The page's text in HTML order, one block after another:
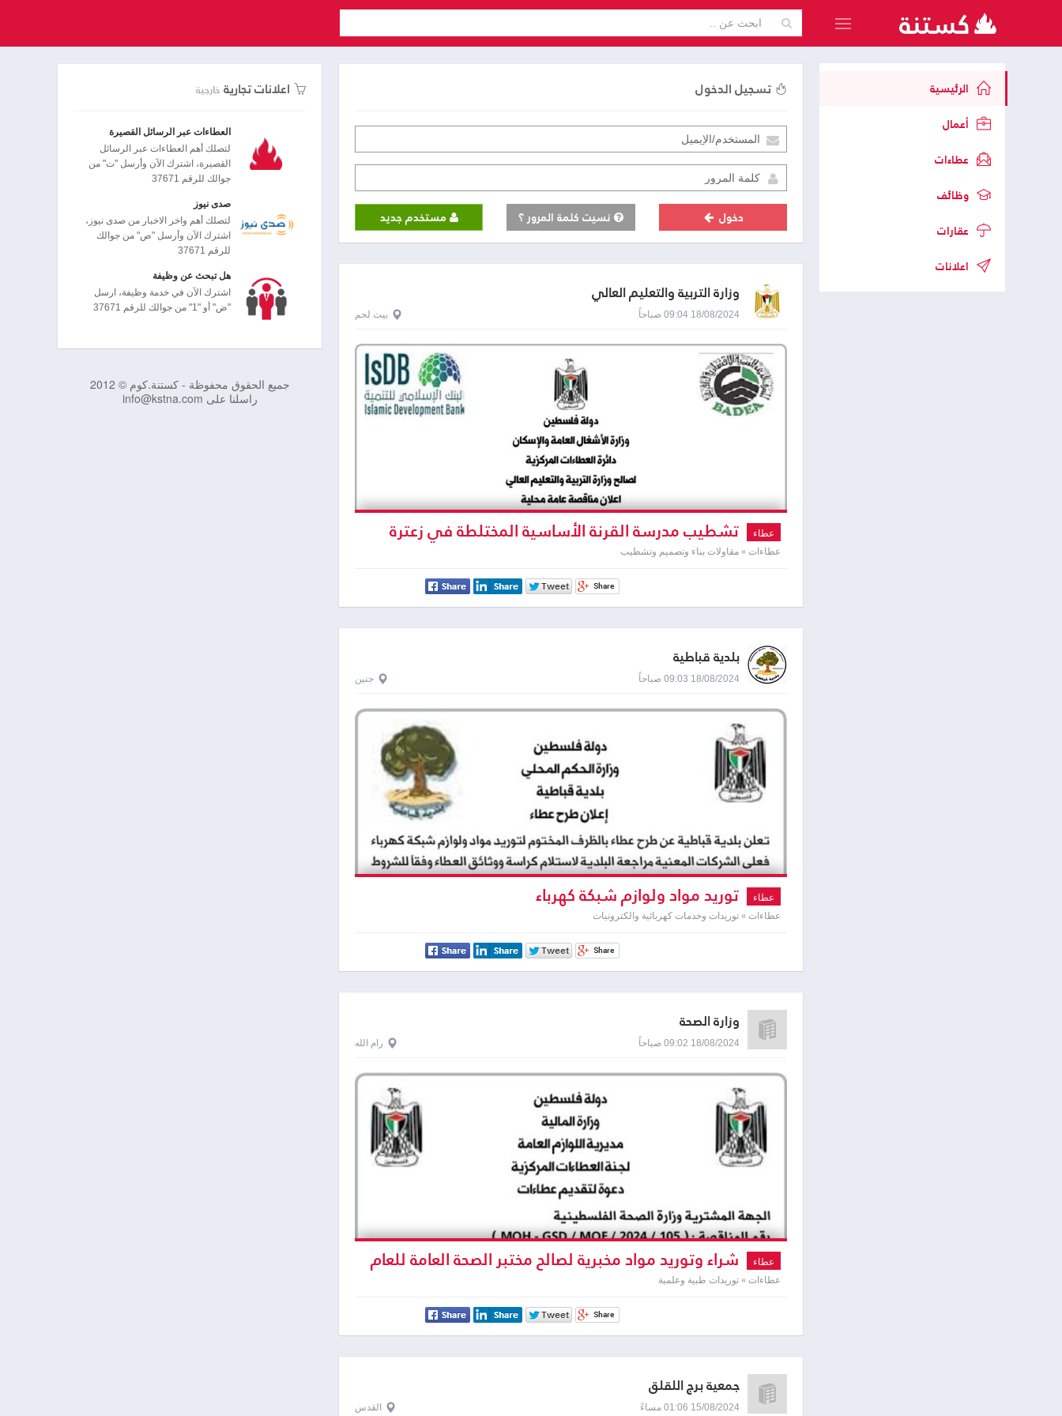
الرئيسية
أعمال
عطاءات
وظائف
عقارات
اعلانات
اعلانات تجارية خارجية
العطاءات عبر الرسائل القصيرة
لتصلك أهم العطاءات عبر الرسائل
القصيرة، اشترك الآن وأرسل "ت" من
جوالك للرقم 37671
صدى نيوز
لتصلك أهم واخر الاخبار من صدى نيوز،
اشترك الآن وأرسل "ص" من جوالك
للرقم 37671
هل تبحث عن وظيفة
اشترك الآن في خدمة وظيفة، ارسل
"ض" أو "1" من جوالك للرقم 37671
جميع الحقوق محفوظة - كستنة.كوم © 2012
راسلنا على info@kstna.com
تسجيل الدخول
دخول نسيت كلمة المرور ؟ مستخدم جديد
وزارة التربية والتعليم العالي
18/08/2024 09:04 صباحاً بيت لحم
عطاء تشطيب مدرسة القرنة الأساسية المختلطة في زعترة
عطاءات » مقاولات بناء وتصميم وتشطيب
بلدية قباطية
18/08/2024 09:03 صباحاً جنين
عطاء توريد مواد ولوازم شبكة كهرباء
عطاءات » توريدات وخدمات كهربائية والكترونيات
وزارة الصحة
18/08/2024 09:02 صباحاً رام الله
عطاء شراء وتوريد مواد مخبرية لصالح مختبر الصحة العامة للعام
2024
عطاءات » توريدات طبية وعلمية
جمعية برج اللقلق
15/08/2024 01:06 مساءً القدس